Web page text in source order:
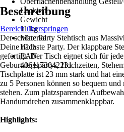
Lackiert
Gewicht
11 kg
Material
Holz
EAN
4061173042231
Beschreibung
Bereich überspringen
Der schöne Party Stehtisch aus
Deine nächste Party. Der klappbare
gefertigt. Der Tisch eignet sich für
Geburtstagspartys, Hochzeiten,
Tischplatte ist 23 mm stark und hat
zu 5 Personen können so bequem
stehen. Zum platzsparenden
Handumdrehen zusammenklappbar.
Highlights: